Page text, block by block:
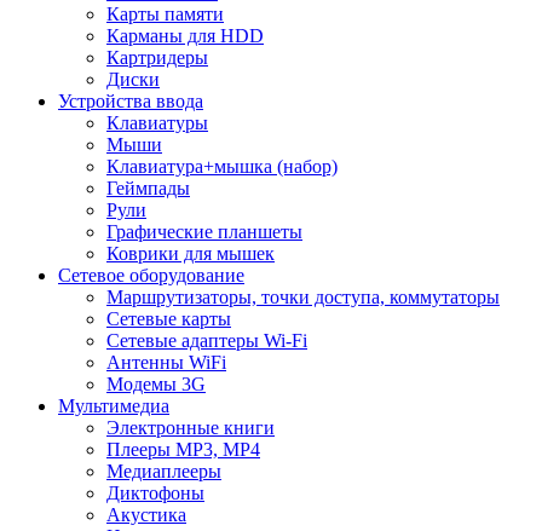
Карты памяти
Карманы для HDD
Картридеры
Диски
Устройства ввода
Клавиатуры
Мыши
Клавиатура+мышка (набор)
Геймпады
Рули
Графические планшеты
Коврики для мышек
Сетевое оборудование
Маршрутизаторы, точки доступа, коммутаторы
Сетевые карты
Сетевые адаптеры Wi-Fi
Антенны WiFi
Модемы 3G
Мультимедиа
Электронные книги
Плееры MP3, MP4
Медиаплееры
Диктофоны
Акустика